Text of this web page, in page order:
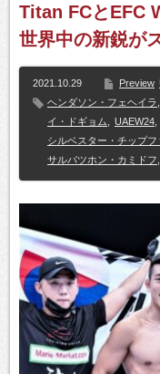
Titan FCとEFC
世界中の新鋭が
2021.10.29 Preview
ヘンダソン・フェヘイラ
イ・ドギョム
UAEW24
シルベスター・チップフ
サルバツホン・カミドフ